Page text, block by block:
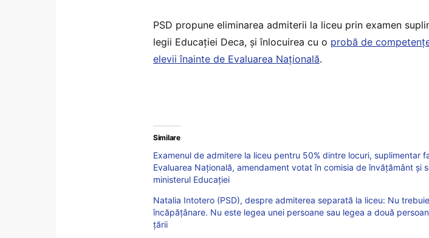
PSD propune eliminarea admiterii la liceu prin examen
legii Educației Deca, și înlocuirea cu o probă de
elevii înainte de Evaluarea Națională.
Similare
Examenul de admitere la liceu pentru 50% dintre locuri, suplimentar
Evaluarea Națională, amendament votat în comisia de învățământ și
ministerul Educației
Natalia Intotero (PSD), despre admiterea separată la liceu: Nu
încăpățânare. Nu este legea unei persoane sau legea a două
țării